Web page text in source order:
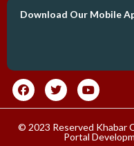
Download Our Mobile
© 2023 Reserved Khabar
Portal